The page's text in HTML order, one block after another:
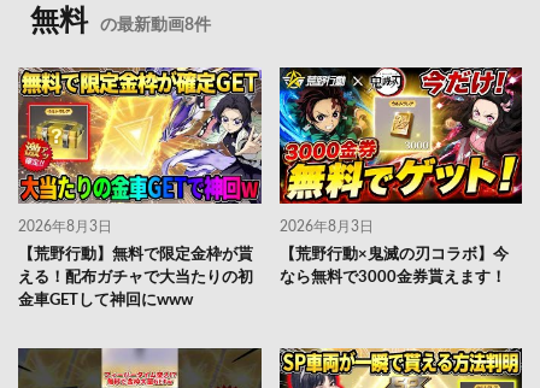
無料 の最新動画8件
2026年8月3日
【荒野行動】無料で限定金枠が貰
える！配布ガチャで大当たりの初
金車GETして神回にwww
2026年8月3日
【荒野行動×鬼滅の刃コラボ】今
なら無料で3000金券貰えます！